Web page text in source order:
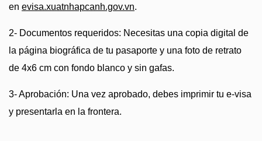
en evisa.xuatnhapcanh.gov.vn.
2- Documentos requeridos: Necesitas una copia digital de
la página biográfica de tu pasaporte y una foto de retrato
de 4x6 cm con fondo blanco y sin gafas.
3- Aprobación: Una vez aprobado, debes imprimir tu e-visa
y presentarla en la frontera.